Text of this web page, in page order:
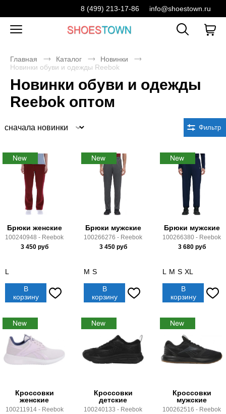
8 (499) 213-17-86 info@shoestown.ru
Главная Каталог
Новинки
Новинки обуви и одежды Reebok
Новинки обуви и одежды
Reebok оптом
Фильтр
Брюки женские
100240948 - Reebok
3 450руб
L
В
корзину
Брюки мужские
100266276 - Reebok
3 450руб
M S
В
корзину
Брюки мужские
100266380 - Reebok
3 680руб
L M S XL
В
корзину
Кроссовки
женские
100211914 - Reebok
Кроссовки
детские
100240133 - Reebok
Кроссовки
мужские
100262516 - Reebok